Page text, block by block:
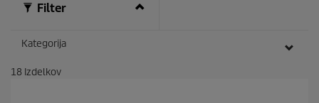
Filter
Kategorija
18 Izdelkov